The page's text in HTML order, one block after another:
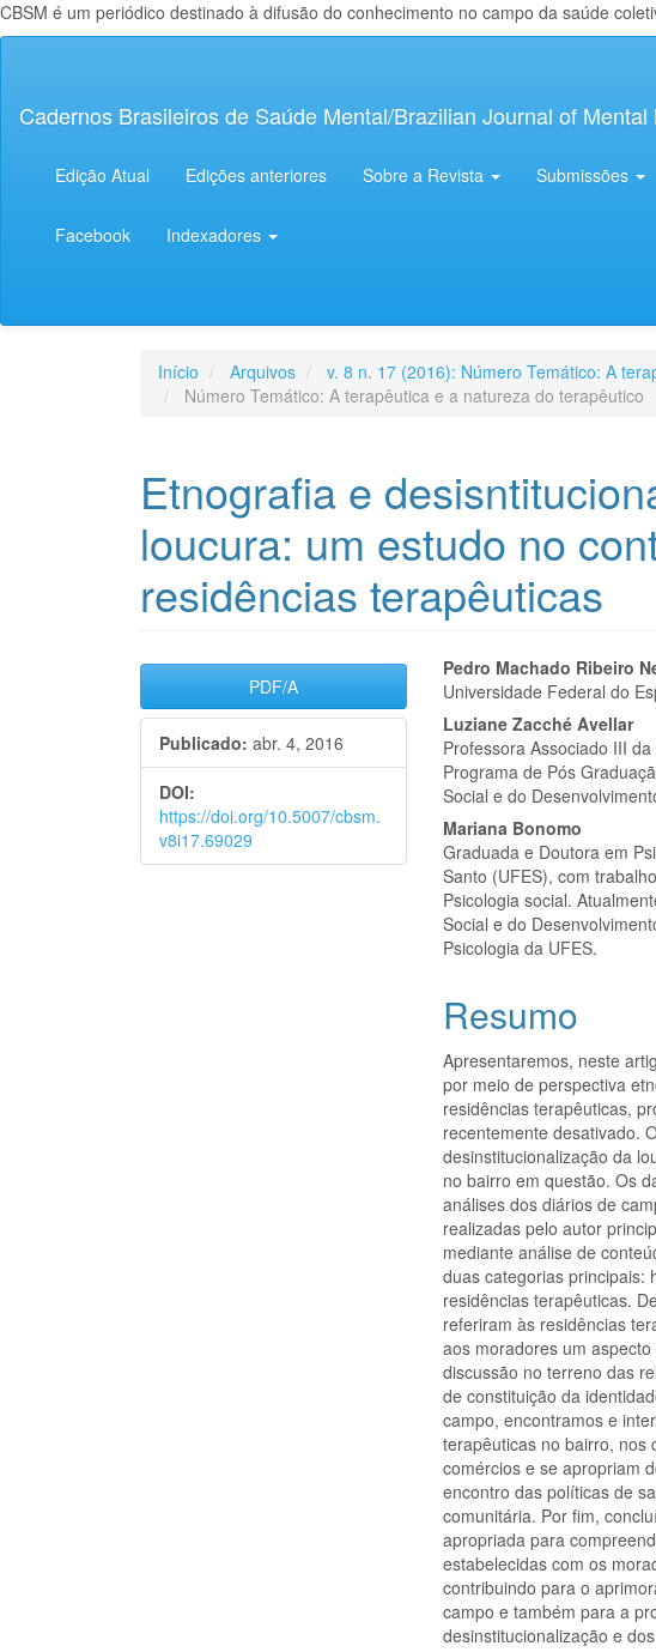
CBSM é um periódico destinado à difusão do conhecimento no campo da saúde
principal
Lateral
Cadernos Brasileiros de Saúde Mental/Brazilian Journal of Mental
Edição Atual Edições anteriores Sobre a Revista Submissões
Facebook Indexadores
Início Arquivos
v. 8 n. 17 (2016): Número Temático: A
Número Temático: A terapêutica e a natureza do terapêutico
Etnografia e
loucura: um estudo no
residências terapêuticas
Barra
lateral
de
artigos
PDF/A
Publicado: abr. 4, 2016
DOI:
https://doi.org/10.5007/cbsm.
v8i17.69029
Conteúdo
do
artigo
principal
Pedro Machado Ribeiro
Universidade Federal do
Luziane Zacché Avellar
Professora Associado III
Programa de Pós
Social e do
Mariana Bonomo
Graduada e Doutora em
Santo (UFES), com
Psicologia social.
Social e do
Psicologia da UFES.
Resumo
Apresentaremos, neste
por meio de perspectiva
residências terapêuticas,
recentemente desativado.
desinstitucionalização da
no bairro em questão. Os
análises dos diários de
realizadas pelo autor
mediante análise de
duas categorias principais:
residências terapêuticas.
referiram às residências
aos moradores um
discussão no terreno das
de constituição da
campo, encontramos e
terapêuticas no bairro, nos
comércios e se apropriam
encontro das políticas de
comunitária. Por fim,
apropriada para
estabelecidas com os
contribuindo para o
campo e também para a
desinstitucionalização e